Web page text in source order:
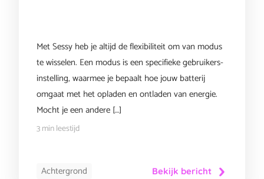
Met Sessy heb je altijd de flexibiliteit om van modus
te wisselen. Een modus is een specifieke gebruikers-
instelling, waarmee je bepaalt hoe jouw batterij
omgaat met het opladen en ontladen van energie.
Mocht je een andere […]
3 min leestijd
Achtergrond Bekijk bericht